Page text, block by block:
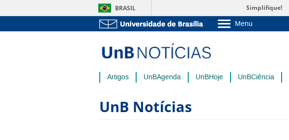
BRASIL Simplifique!
Menu
Pós-Graduação
Administração
Artigos UnBAgenda UnBHoje UnBCiência
UnB Notícias